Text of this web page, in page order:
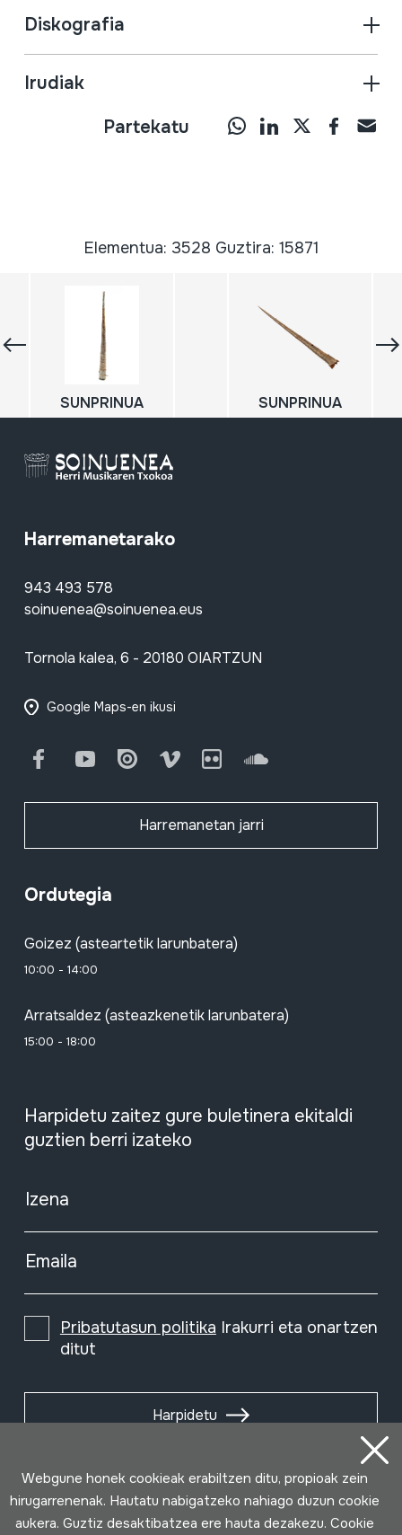
Diskografia
Irudiak
Partekatu
Elementua: 3528 Guztira: 15871
SUNPRINUA SUNPRINUA
Harremanetarako
943 493 578
soinuenea@soinuenea.eus
Tornola kalea, 6 - 20180 OIARTZUN
Google Maps-en ikusi
FacebookYoutube Issuu Vimeo Flickr SoundCloud
Harremanetan jarri
Ordutegia
Goizez (asteartetik larunbatera)
10:00 - 14:00
Arratsaldez (asteazkenetik larunbatera)
15:00 - 18:00
Harpidetu zaitez gure buletinera ekitaldi
guztien berri izateko
Izena
Emaila
Pribatutasun politika Irakurri eta onartzen
ditut
Harpidetu
Webgune honek cookieak erabiltzen ditu, propioak zein
hirugarrenenak. Hautatu nabigatzeko nahiago duzun cookie
aukera. Guztiz desaktibatzea ere hauta dezakezu. Cookie